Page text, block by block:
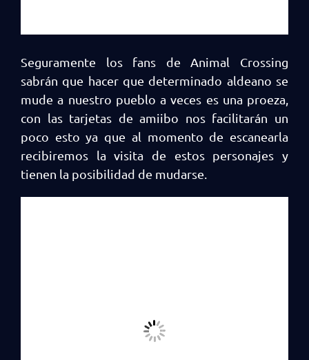
Seguramente los fans de Animal Crossing
sabrán que hacer que determinado aldeano se
mude a nuestro pueblo a veces es una proeza,
con las tarjetas de amiibo nos facilitarán un
poco esto ya que al momento de escanearla
recibiremos la visita de estos personajes y
tienen la posibilidad de mudarse.